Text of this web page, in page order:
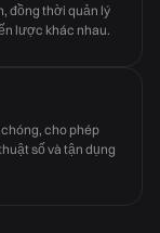
đồng thời quản lý
lược khác nhau.
cho phép
số và tận dụng